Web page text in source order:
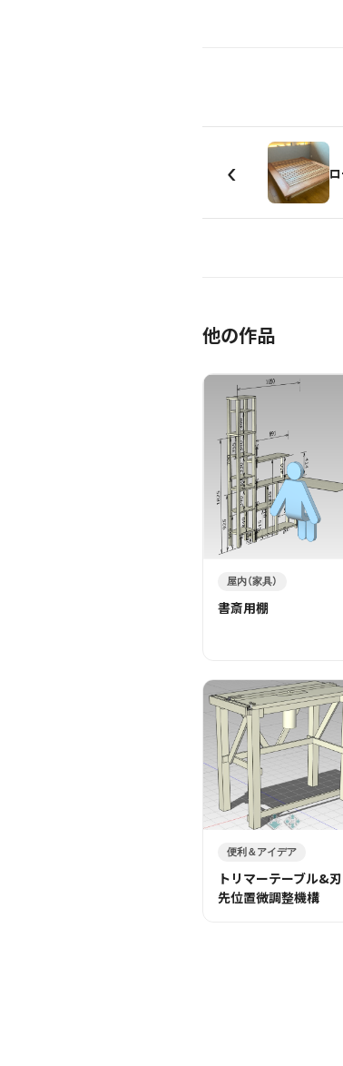
‹
他の作品
屋内（家具）
書斎用棚
便利＆アイデア
トリマーテーブル&刃
先位置微調整機構